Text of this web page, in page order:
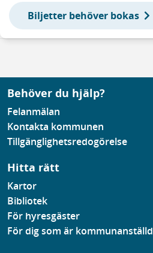
Biljetter behöver bokas
Behöver du hjälp?
Felanmälan
Kontakta kommunen
Tillgänglighetsredogörelse
Hitta rätt
Kartor
Bibliotek
För hyresgäster
För dig som är kommunanställd